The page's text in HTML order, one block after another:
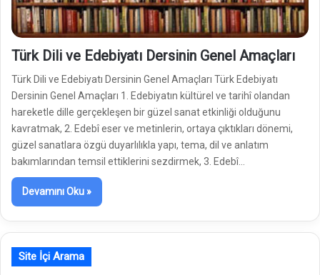
Türk Dili ve Edebiyatı Dersinin Genel Amaçları
Türk Dili ve Edebiyatı Dersinin Genel Amaçları Türk Edebiyatı
Dersinin Genel Amaçları 1. Edebiyatın kültürel ve tarihî olandan
hareketle dille gerçekleşen bir güzel sanat etkinliği olduğunu
kavratmak, 2. Edebî eser ve metinlerin, ortaya çıktıkları dönemi,
güzel sanatlara özgü duyarlılıkla yapı, tema, dil ve anlatım
bakımlarından temsil ettiklerini sezdirmek, 3. Edebî…
Devamını Oku »
Site İçi Arama